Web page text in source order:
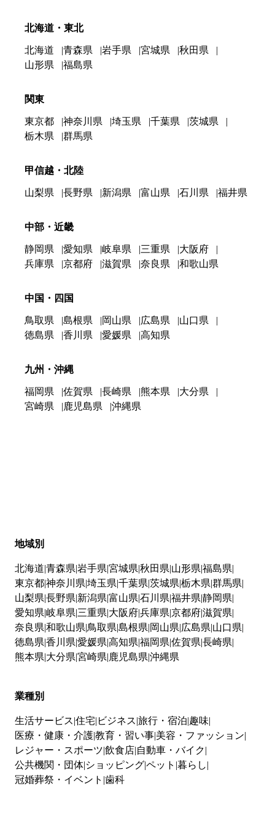
北海道・東北
北海道 青森県 岩手県 宮城県
秋田県
山形県
福島県
関東
東京都 神奈川県 埼玉県 千葉県
茨城県
栃木県
群馬県
甲信越・北陸
山梨県 長野県 新潟県 富山県 石川県 福井県
中部・近畿
静岡県 愛知県 岐阜県 三重県
大阪府
兵庫県
京都府 滋賀県 奈良県 和歌山県
中国・四国
鳥取県 島根県 岡山県 広島県
山口県
徳島県
香川県 愛媛県 高知県
九州・沖縄
福岡県 佐賀県 長崎県 熊本県
大分県
宮崎県
鹿児島県 沖縄県
地域別
北海道 青森県 岩手県 宮城県 秋田県 山形県 福島県
東京都神奈川県 埼玉県 千葉県 茨城県 栃木県 群馬県
山梨県 長野県 新潟県 富山県 石川県 福井県 静岡県
愛知県 岐阜県 三重県 大阪府兵庫県 京都府滋賀県
奈良県 和歌山県 鳥取県 島根県 岡山県 広島県 山口県
徳島県 香川県 愛媛県 高知県 福岡県 佐賀県 長崎県
熊本県 大分県 宮崎県 鹿児島県 沖縄県
業種別
生活サービス 住宅 ビジネス 旅行・宿泊 趣味
医療・健康・介護教育・習い事 美容・ファッション
レジャー・スポーツ 飲食店 自動車・バイク
公共機関・団体 ショッピングペット 暮らし
冠婚葬祭・イベント 歯科